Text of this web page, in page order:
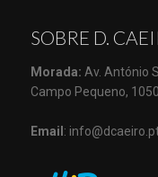
SOBRE D.
Morada: Av. António
Campo Pequeno,
Email :